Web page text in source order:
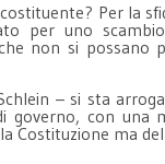
Per la
per uno
non si possano
– si sta
governo, con una
Costituzione ma